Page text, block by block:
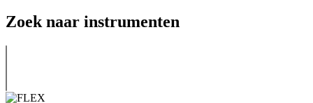
Zoek naar instrumenten